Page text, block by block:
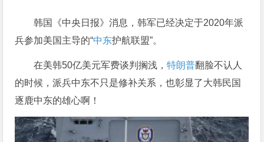
韩国《中央日报》消息，韩军已经决定于2020年派
兵参加美国主导的“中东护航联盟”。
在美韩50亿美元军费谈判搁浅，特朗普翻脸不认人
的时候，派兵中东不只是修补关系，也彰显了大韩民国
逐鹿中东的雄心啊！